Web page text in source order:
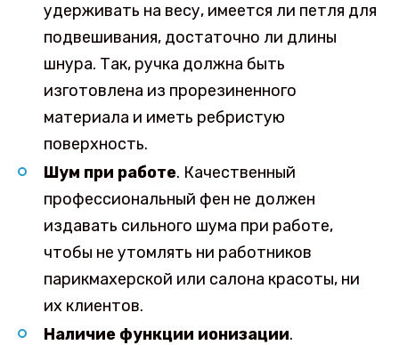
удерживать на весу, имеется ли петля для
подвешивания, достаточно ли длины
шнура. Так, ручка должна быть
изготовлена из прорезиненного
материала и иметь ребристую
поверхность.
Шум при работе. Качественный
профессиональный фен не должен
издавать сильного шума при работе,
чтобы не утомлять ни работников
парикмахерской или салона красоты, ни
их клиентов.
Наличие функции ионизации.